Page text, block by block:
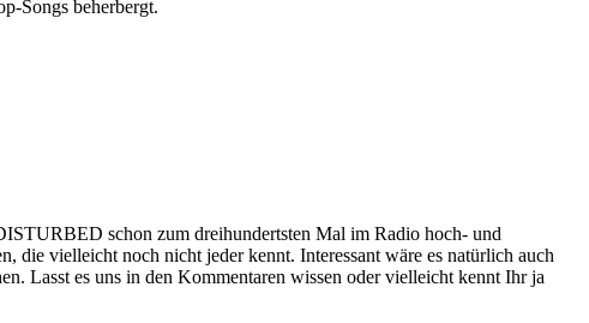
Songs beherbergt.
schon zum dreihundertsten Mal im Radio hoch- und
die vielleicht noch nicht jeder kennt. Interessant wäre es natürlich auch
Lasst es uns in den Kommentaren wissen oder vielleicht kennt Ihr ja